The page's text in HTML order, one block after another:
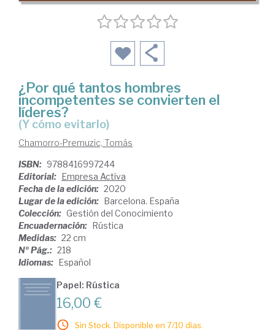
¿Por qué tantos hombres
incompetentes se convierten el
líderes?
(y cómo evitarlo)
Chamorro-Premuzic, Tomás
ISBN: 9788416997244
Editorial: Empresa Activa
Fecha de la edición: 2020
Lugar de la edición: Barcelona. España
Colección: Gestión del Conocimiento
Encuadernación: Rústica
Medidas: 22 cm
Nº Pág.: 218
Idiomas: Español
Papel: Rústica
16,00 €
Sin Stock. Disponible en 7/10 días.